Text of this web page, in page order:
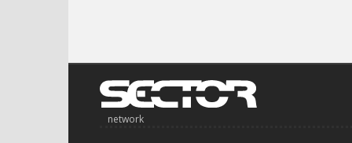
network